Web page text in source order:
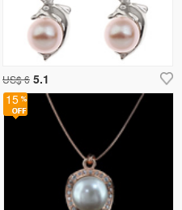
15
US$ 6 5.1